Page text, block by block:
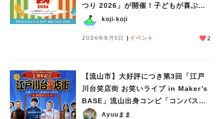
つり 2026」が開催！子どもが喜ぶワ
ークショップや限定ヒーローショーも
koji-koji
2026年8月5日 イベント 2
【流山市】大好評につき第3回「江戸
川台笑店街 お笑いライブ in Maker’s
BASE」流山出身コンビ「コンパス」
も登場！8/23（日）
Ayuuまま